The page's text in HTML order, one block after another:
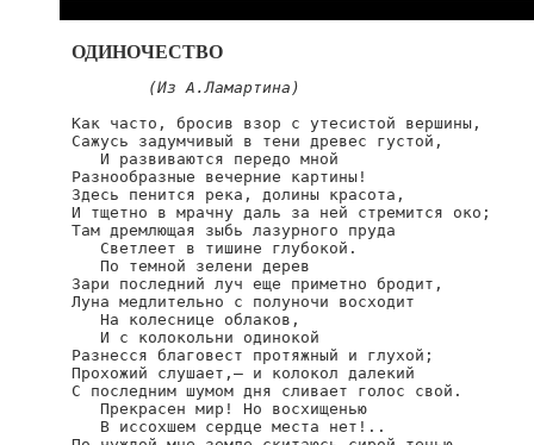
ОДИНОЧЕСТВО
(Из A.Ламартина)
Как часто, бросив взор с утесистой вершины,
Сажусь задумчивый в тени древес густой,
   И развиваются передо мной
Разнообразные вечерние картины!
Здесь пенится река, долины красота,
И тщетно в мрачну даль за ней стремится око;
Там дремлющая зыбь лазурного пруда
   Светлеет в тишине глубокой.
   По темной зелени дерев
Зари последний луч еще приметно бродит,
Луна медлительно с полуночи восходит
   На колеснице облаков,
   И с колокольни одинокой
Разнесся благовест протяжный и глухой;
Прохожий слушает,— и колокол далекий
С последним шумом дня сливает голос свой.
   Прекрасен мир! Но восхищенью
   В иссохшем сердце места нет!..